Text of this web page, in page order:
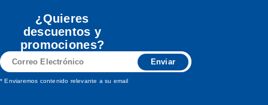
¿Quieres
descuentos y
promociones?
Correo
Electrónico
Enviar
* Enviaremos contenido relevante a su email